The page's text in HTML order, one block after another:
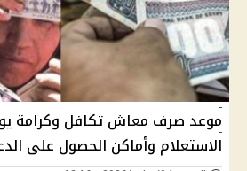
الاستعلام وأماكن الحصول على